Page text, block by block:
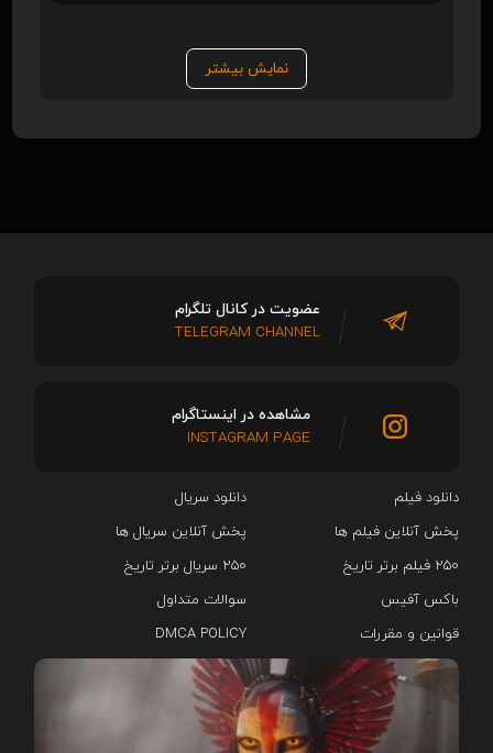
نمایش بیشتر
دانلود فیلم
دانلود سریال‌
پخش آنلاین فیلم ها
پخش آنلاین سریال ها
۲۵۰ فیلم برتر تاریخ
۲۵۰ سریال برتر تاریخ
باکس آفیس
سوالات متداول
قوانین و مقررات
DMCA POLICY
عضویت در کانال تلگرام
TELEGRAM CHANNEL
مشاهده در اینستاگرام
INSTAGRAM PAGE